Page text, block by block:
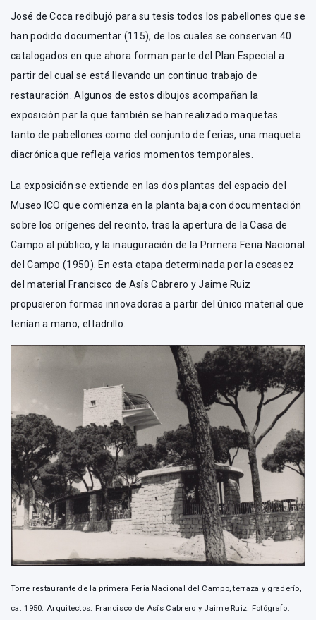
José de Coca redibujó para su tesis todos los pabellones que se
han podido documentar (115), de los cuales se conservan 40
catalogados en que ahora forman parte del Plan Especial a
partir del cual se está llevando un continuo trabajo de
restauración. Algunos de estos dibujos acompañan la
exposición par la que también se han realizado maquetas
tanto de pabellones como del conjunto de ferias, una maqueta
diacrónica que refleja varios momentos temporales.
La exposición se extiende en las dos plantas del espacio del
Museo ICO que comienza en la planta baja con documentación
sobre los orígenes del recinto, tras la apertura de la Casa de
Campo al público, y la inauguración de la Primera Feria Nacional
del Campo (1950). En esta etapa determinada por la escasez
del material Francisco de Asís Cabrero y Jaime Ruiz
propusieron formas innovadoras a partir del único material que
tenían a mano, el ladrillo.
Torre restaurante de la primera Feria Nacional del Campo, terraza y graderío,
ca. 1950. Arquitectos: Francisco de Asís Cabrero y Jaime Ruiz. Fotógrafo: